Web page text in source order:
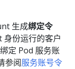
生成绑定令
身份运行的客户
定 Pod 服务账
参阅服务账号令